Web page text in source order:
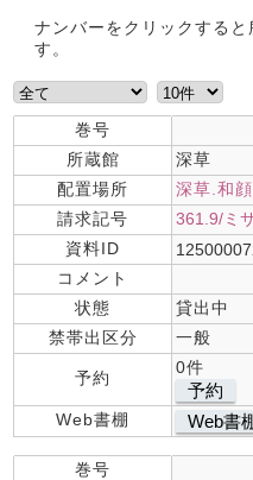
ナンバーをクリックする
す。
巻号
所蔵館
深草
配置場所
深草.和
請求記号
361.9/ミ
資料ID
コメント
状態
貸出中
禁帯出区分
一般
予約
0件
予約
Web書棚 Web書
巻号